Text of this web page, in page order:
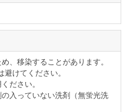
、移染することがあります。
けてください。
ださい。
入っていない洗剤（無蛍光洗